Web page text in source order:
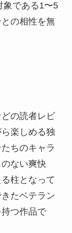
象である1〜5
の相性を無
の読者レビ
楽しめる独
ちのキャラ
ない爽快
柱となって
たベテラン
つ作品で